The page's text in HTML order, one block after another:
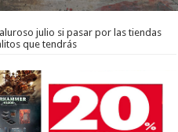
julio si pasar por las tiendas
que tendrás